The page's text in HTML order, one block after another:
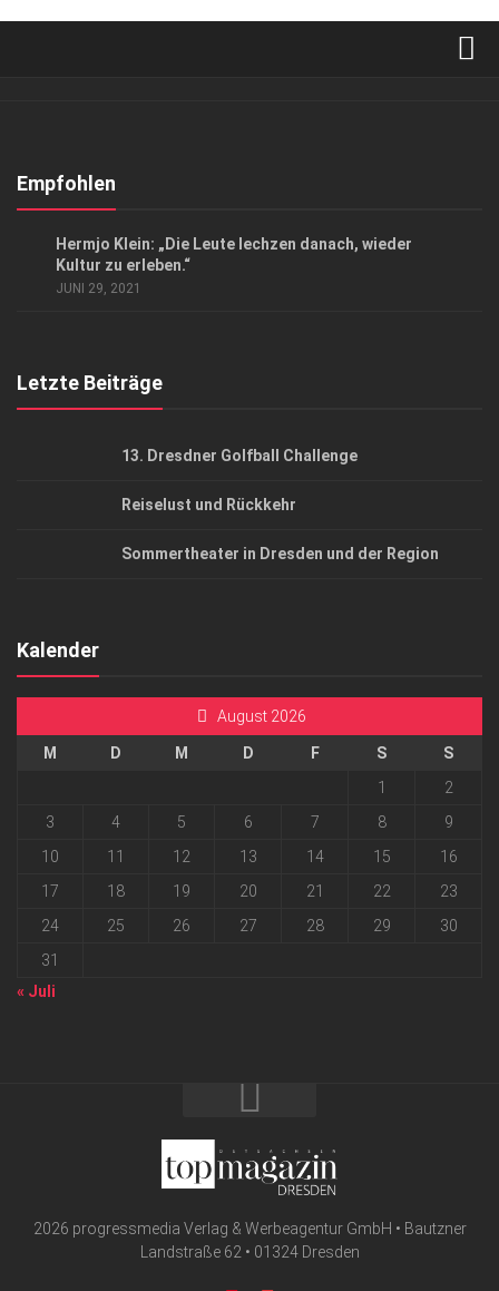
Kontakt, Impressum
Empfohlen
Hermjo Klein: „Die Leute lechzen danach, wieder
Kultur zu erleben.“
JUNI 29, 2021
Letzte Beiträge
13. Dresdner Golfball Challenge
Reiselust und Rückkehr
Sommertheater in Dresden und der Region
Kalender
August 2026
M D M D F S
S
1
2
3
4 5 6 7 8
9
10
11 12 13 14 15
16
17
18 19 20 21 22
23
24
25 26 27 28 29
30
31
« Juli
2026 progressmedia Verlag & Werbeagentur GmbH • Bautzner
Landstraße 62 • 01324 Dresden